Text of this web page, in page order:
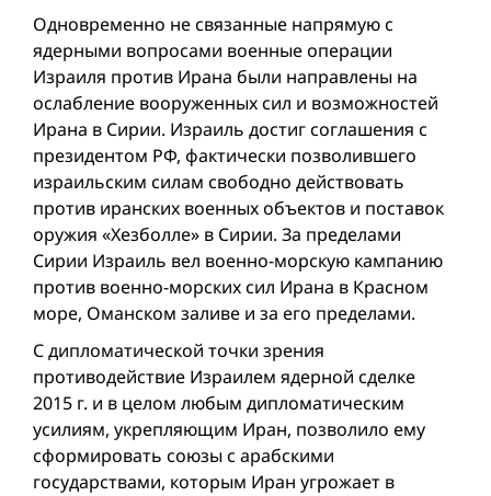
Одновременно не связанные напрямую с
ядерными вопросами военные операции
Израиля против Ирана были направлены на
ослабление вооруженных сил и возможностей
Ирана в Сирии. Израиль достиг соглашения с
президентом РФ, фактически позволившего
израильским силам свободно действовать
против иранских военных объектов и поставок
оружия «Хезболле» в Сирии. За пределами
Сирии Израиль вел военно-морскую кампанию
против военно-морских сил Ирана в Красном
море, Оманском заливе и за его пределами.
С дипломатической точки зрения
противодействие Израилем ядерной сделке
2015 г. и в целом любым дипломатическим
усилиям, укрепляющим Иран, позволило ему
сформировать союзы с арабскими
государствами, которым Иран угрожает в